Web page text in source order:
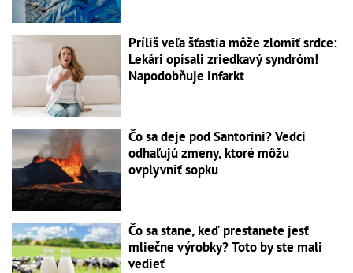
Príliš veľa šťastia môže zlomiť srdce:
Lekári opísali zriedkavý syndróm!
Napodobňuje infarkt
Čo sa deje pod Santorini? Vedci
odhaľujú zmeny, ktoré môžu
ovplyvniť sopku
Čo sa stane, keď prestanete jesť
mliečne výrobky? Toto by ste mali
vedieť